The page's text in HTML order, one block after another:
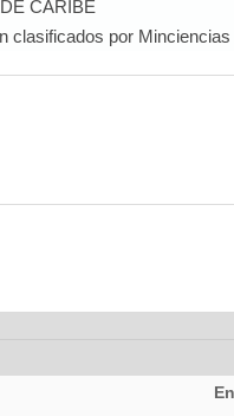
CARIBE
clasificados por Minciencias